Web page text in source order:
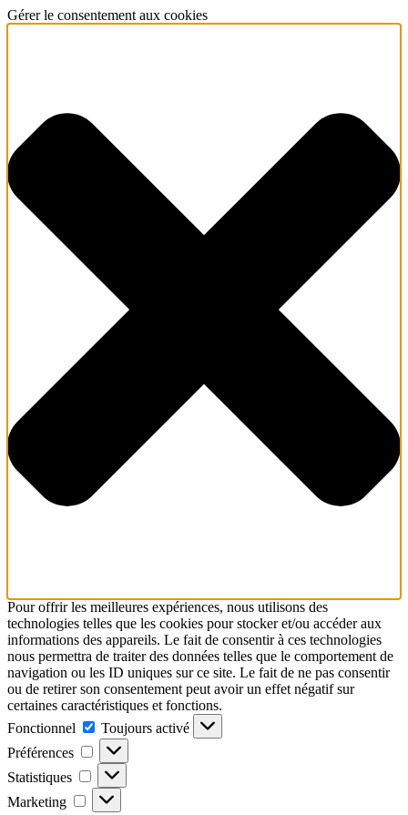
Gérer le consentement aux cookies
Pour offrir les meilleures expériences, nous utilisons des
technologies telles que les cookies pour stocker et/ou accéder aux
informations des appareils. Le fait de consentir à ces technologies
nous permettra de traiter des données telles que le comportement de
navigation ou les ID uniques sur ce site. Le fait de ne pas consentir
ou de retirer son consentement peut avoir un effet négatif sur
certaines caractéristiques et fonctions.
Fonctionnel
Fonctionnel
Toujours activé
Préférences
Préférences
Statistiques Statistiques
Marketing Marketing